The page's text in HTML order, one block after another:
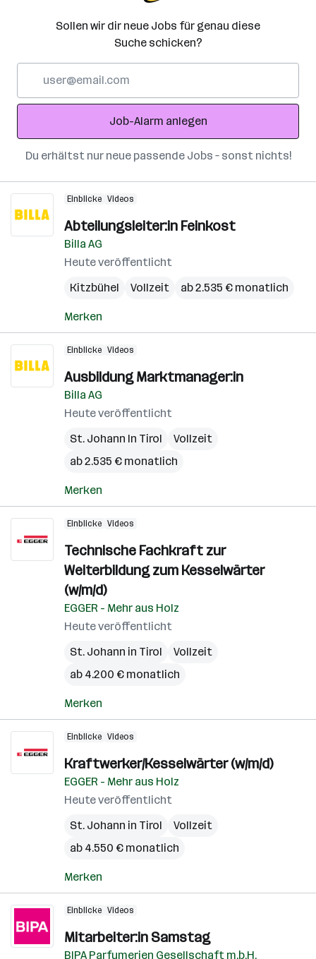
Sollen wir dir neue Jobs für genau diese
Suche schicken?
Adresse
Job-Alarm anlegen
Du erhältst nur neue passende Jobs – sonst nichts!
Einblicke Videos
Abteilungsleiter:in Feinkost
Billa AG
Heute veröffentlicht
Kitzbühel
Vollzeit ab 2.535 € monatlich
Merken
Einblicke Videos
Ausbildung Marktmanager:in
Billa AG
Heute veröffentlicht
St. Johann In Tirol
Vollzeit
ab 2.535 € monatlich
Merken
Einblicke Videos
Technische Fachkraft zur
Weiterbildung zum Kesselwärter
(w/m/d)
EGGER - Mehr aus Holz
Heute veröffentlicht
St. Johann in Tirol
Vollzeit
ab 4.200 € monatlich
Merken
Einblicke Videos
Kraftwerker/Kesselwärter (w/m/d)
EGGER - Mehr aus Holz
Heute veröffentlicht
St. Johann in Tirol
Vollzeit
ab 4.550 € monatlich
Merken
Einblicke Videos
Mitarbeiter:in Samstag
BIPA Parfumerien Gesellschaft m.b.H.